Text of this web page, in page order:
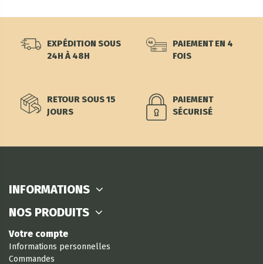
EXPÉDITION SOUS
24H À 48H
PAIEMENT EN 4
FOIS
RETOUR SOUS 15
JOURS
PAIEMENT
SÉCURISÉ
INFORMATIONS
NOS PRODUITS
Votre compte
Informations personnelles
Commandes